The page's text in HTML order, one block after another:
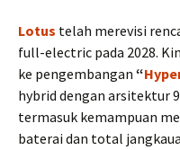
Lotus telah merevisi
full-electric pada 2028.
ke pengembangan “
hybrid dengan arsitektur
termasuk kemampuan
baterai dan total